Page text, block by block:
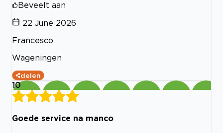
Beveelt aan
22 June 2026
Francesco
Wageningen
delen
10
Goede service na manco